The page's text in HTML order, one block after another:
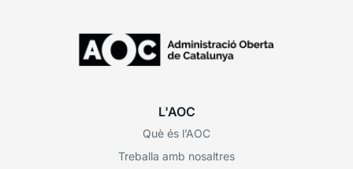
L'AOC
Què és l’AOC
Treballa amb nosaltres